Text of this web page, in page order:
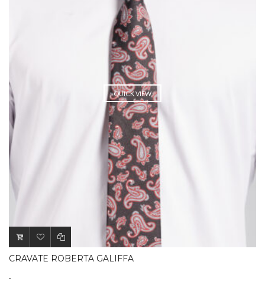
QUICK VIEW
CRAVATE ROBERTA GALIFFA